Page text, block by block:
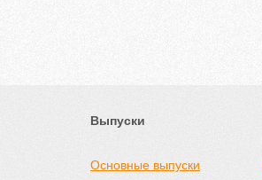
Выпуски
Основные выпуски